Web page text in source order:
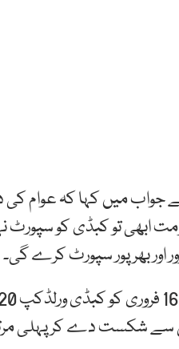
جواب میں کہا کہ عوام
ابھی تو کبڈی کو سپورٹ
بھرپور سپورٹ کرے گی۔
سے شکست دے کر پہلی